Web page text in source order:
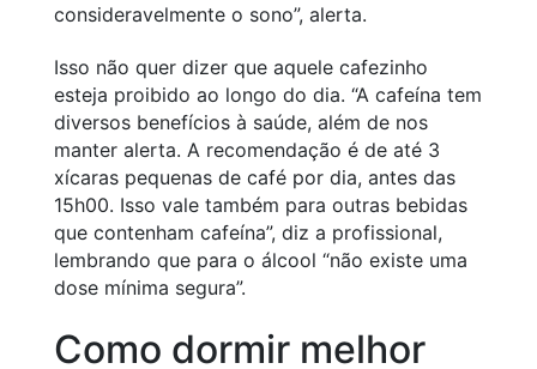
consideravelmente o sono”, alerta.
Isso não quer dizer que aquele cafezinho
esteja proibido ao longo do dia. “A cafeína tem
diversos benefícios à saúde, além de nos
manter alerta. A recomendação é de até 3
xícaras pequenas de café por dia, antes das
15h00. Isso vale também para outras bebidas
que contenham cafeína”, diz a profissional,
lembrando que para o álcool “não existe uma
dose mínima segura”.
Como dormir melhor